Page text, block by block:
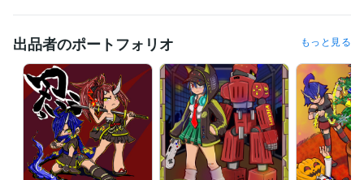
Adobe Illustrator:0年CLIP STUDIO PAINT:3年
得意分野
イラスト作成・漫画制作 オリジナルキャラクター作成
イラスト作成・漫画制作 Live2Dモデリング
出品者のポートフォリオ もっと見る